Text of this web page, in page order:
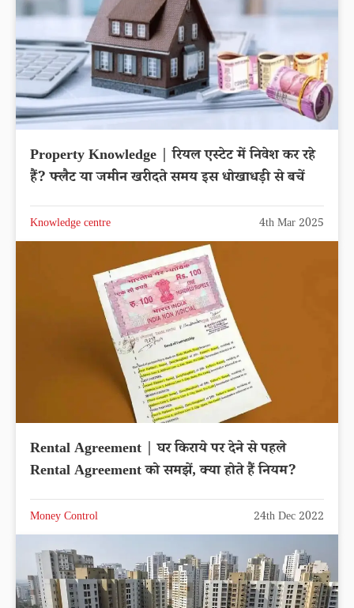
Property Knowledge | रियल एस्टेट में निवेश कर रहे
हैं? फ्लैट या जमीन खरीदते समय इस धोखाधड़ी से बचें
Knowledge centre 4th Mar 2025
Rental Agreement | घर किराये पर देने से पहले
Rental Agreement को समझें, क्या होते हैं नियम?
Money Control 24th Dec 2022